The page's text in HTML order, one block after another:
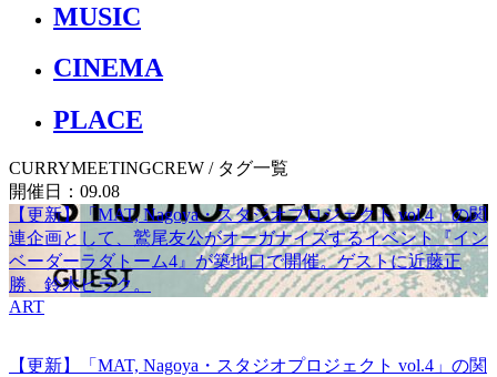
MUSIC
CINEMA
PLACE
CURRYMEETINGCREW / タグ一覧
開催日：09.08
【更新】「MAT, Nagoya・スタジオプロジェクト vol.4」の関
連企画として、鷲尾友公がオーガナイズするイベント『イン
ベーダーラダトーム4』が築地口で開催。ゲストに近藤正
勝、鈴木ヒラク。
ART
【更新】「MAT, Nagoya・スタジオプロジェクト vol.4」の関